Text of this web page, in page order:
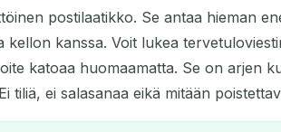
postilaatikko. Se antaa hieman
kanssa. Voit lukea
katoaa huomaamatta. Se on arjen
tiliä, ei salasanaa eikä mitään